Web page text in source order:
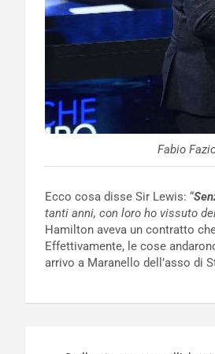
Fabio
Ecco cosa disse Sir Lewis: “
tanti anni, con loro ho vissuto
Hamilton aveva un contratto
Effettivamente, le cose
arrivo a Maranello dell’asso di